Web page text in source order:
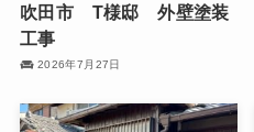
吹田市 T様邸 外壁塗装
工事
2026年7月27日